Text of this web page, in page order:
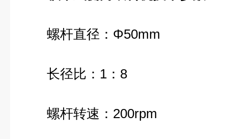
螺杆直径：Φ50mm
长径比：1：8
螺杆转速：200rpm